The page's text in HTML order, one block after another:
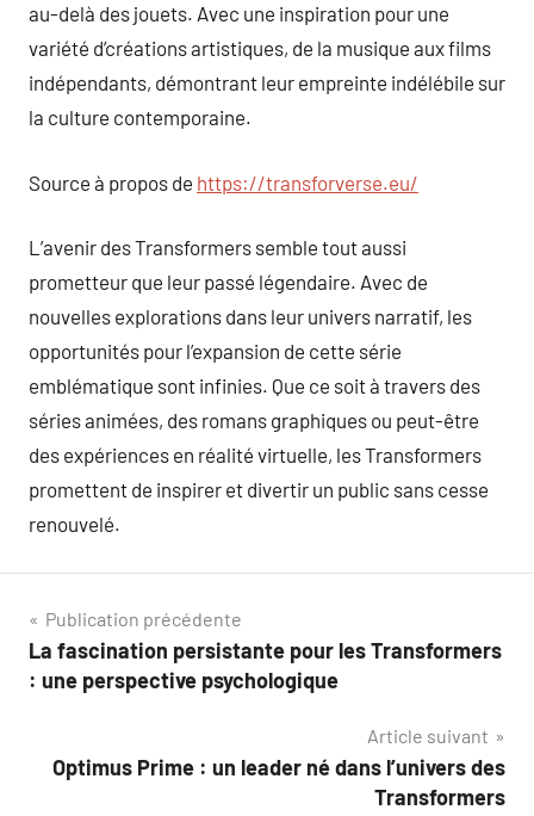
au-delà des jouets. Avec une inspiration pour une
variété d’créations artistiques, de la musique aux films
indépendants, démontrant leur empreinte indélébile sur
la culture contemporaine.
Source à propos de https://transforverse.eu/
L’avenir des Transformers semble tout aussi
prometteur que leur passé légendaire. Avec de
nouvelles explorations dans leur univers narratif, les
opportunités pour l’expansion de cette série
emblématique sont infinies. Que ce soit à travers des
séries animées, des romans graphiques ou peut-être
des expériences en réalité virtuelle, les Transformers
promettent de inspirer et divertir un public sans cesse
renouvelé.
Navigation
de
Publication précédente
La fascination persistante pour les Transformers
: une perspective psychologique
Article suivant
Optimus Prime : un leader né dans l’univers des
Transformers